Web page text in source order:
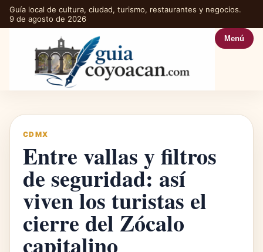
Guía local de cultura, ciudad, turismo, restaurantes y negocios.
9 de agosto de 2026
Menú
CDMX
Entre vallas y filtros
de seguridad: así
viven los turistas el
cierre del Zócalo
capitalino